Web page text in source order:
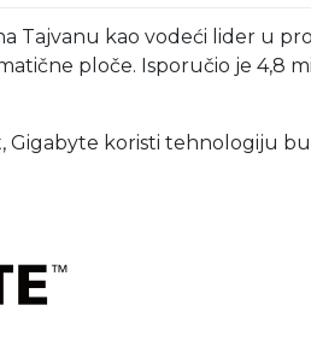
Tajvanu kao vodeći lider u
ploče. Isporučio je 4,8
Gigabyte koristi tehnologiju